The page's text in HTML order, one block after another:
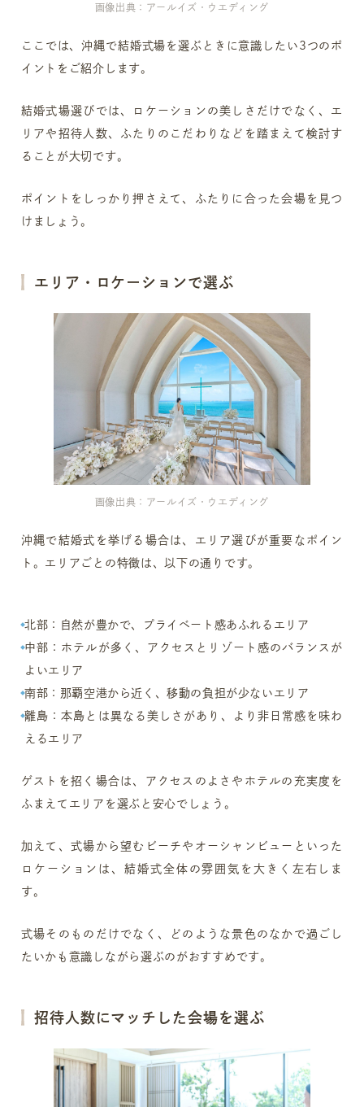
画像出典：アールイズ・ウエディング
ここでは、沖縄で結婚式場を選ぶときに意識したい3つのポ
イントをご紹介します。
結婚式場選びでは、ロケーションの美しさだけでなく、エ
リアや招待人数、ふたりのこだわりなどを踏まえて検討す
ることが大切です。
ポイントをしっかり押さえて、ふたりに合った会場を見つ
けましょう。
エリア・ロケーションで選ぶ
画像出典：アールイズ・ウエディング
沖縄で結婚式を挙げる場合は、エリア選びが重要なポイン
ト。エリアごとの特徴は、以下の通りです。
北部：自然が豊かで、プライベート感あふれるエリア
中部：ホテルが多く、アクセスとリゾート感のバランスが
よいエリア
南部：那覇空港から近く、移動の負担が少ないエリア
離島：本島とは異なる美しさがあり、より非日常感を味わ
えるエリア
ゲストを招く場合は、アクセスのよさやホテルの充実度を
ふまえてエリアを選ぶと安心でしょう。
加えて、式場から望むビーチやオーシャンビューといった
ロケーションは、結婚式全体の雰囲気を大きく左右しま
す。
式場そのものだけでなく、どのような景色のなかで過ごし
たいかも意識しながら選ぶのがおすすめです。
招待人数にマッチした会場を選ぶ